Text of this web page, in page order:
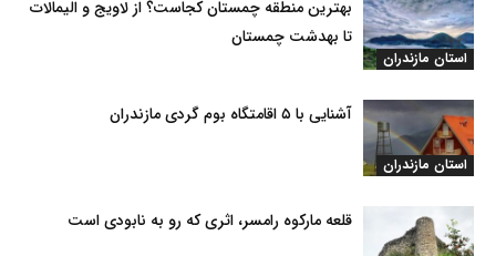
استان مازندران
بهترین منطقه چمستان کجاست؟ از لاویج و الیمالات
تا بهدشت چمستان
استان مازندران
آشنایی با ۵ اقامتگاه بوم گردی مازندران
قلعه مارکوه رامسر، اثری که رو به نابودی است